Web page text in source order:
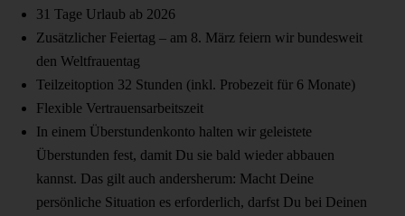
31 Tage Urlaub ab 2026
Zusätzlicher Feiertag – am 8. März feiern wir bundesweit
den Weltfrauentag
Teilzeitoption 32 Stunden (inkl. Probezeit für 6 Monate)
Flexible Vertrauensarbeitszeit
In einem Überstundenkonto halten wir geleistete
Überstunden fest, damit Du sie bald wieder abbauen
kannst. Das gilt auch andersherum: Macht Deine
persönliche Situation es erforderlich, darfst Du bei Deinen